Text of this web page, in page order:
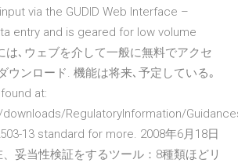
via the GUDID Web Interface –
entry and is geared for low volume
は､ウェブを介して一般に無料でアクセ
ウンロード. 機能は将来､予定している｡
at:
RegulatoryInformation/
13 standard for more. 2008年6月18日
妥当性検証をするツール：8種類ほどリ